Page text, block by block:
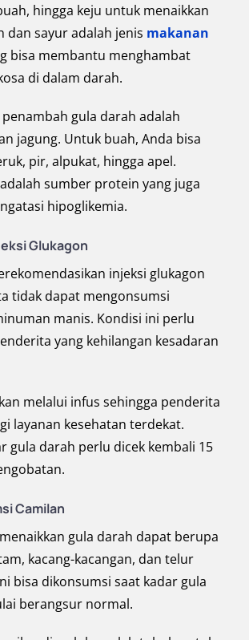
hingga keju untuk menaikkan
dan sayur adalah jenis makanan
bisa membantu menghambat
di dalam darah.
gula darah adalah
jagung. Untuk buah, Anda bisa
pir, alpukat, hingga apel.
sumber protein yang juga
hipoglikemia.
Glukagon
injeksi glukagon
tidak dapat mengonsumsi
manis. Kondisi ini perlu
yang kehilangan kesadaran
melalui infus sehingga penderita
layanan kesehatan terdekat.
gula darah perlu dicek kembali 15
Camilan
gula darah dapat berupa
kacang-kacangan, dan telur
bisa dikonsumsi saat kadar gula
berangsur normal.